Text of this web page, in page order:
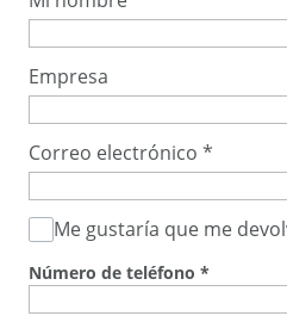
Empresa
Correo electrónico *
Me gustaría que me
Número de teléfono *